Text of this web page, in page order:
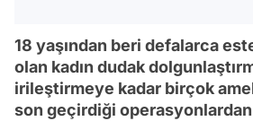
18 yaşından beri defalarca
olan kadın dudak
irileştirmeye kadar birçok
son geçirdiği